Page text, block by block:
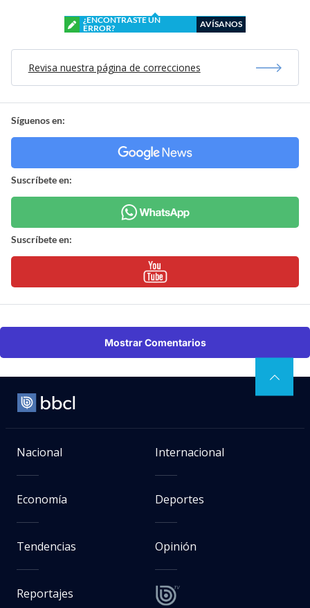
¿ENCONTRASTE UN
ERROR?
AVÍSANOS
Revisa nuestra página de correcciones
Síguenos en:
Suscríbete en:
Suscríbete en:
Mostrar Comentarios
Nacional Internacional
Economía Deportes
Tendencias Opinión
Reportajes